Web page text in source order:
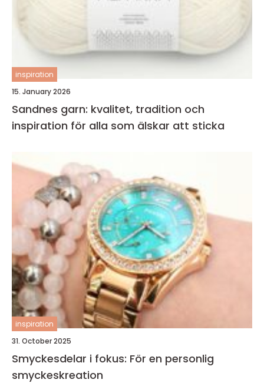
inspiration
15. January 2026
Sandnes garn: kvalitet, tradition och
inspiration för alla som älskar att sticka
inspiration
31. October 2025
Smyckesdelar i fokus: För en personlig
smyckeskreation